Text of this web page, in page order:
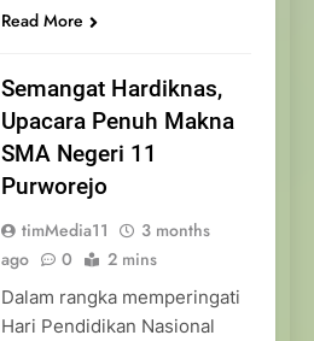
Read More
Semangat Hardiknas,
Upacara Penuh Makna
SMA Negeri 11
Purworejo
timMedia11
3 months
ago
0 2 mins
Dalam rangka memperingati
Hari Pendidikan Nasional